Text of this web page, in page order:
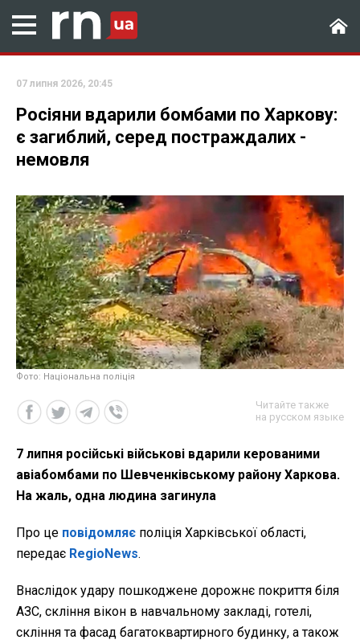
07 липня 2026, 20:45
Росіяни вдарили бомбами по Харкову:
є загиблий, серед постраждалих -
немовля
Фото: Національна поліція
Читайте также
на русском языке
7 липня російські військові вдарили керованими
авіабомбами по Шевченківському району Харкова.
На жаль, одна людина загинула
Про це повідомляє поліція Харківської області,
передає RegioNews.
Внаслідок удару пошкоджене дорожнє покриття біля
АЗС, скління вікон в навчальному закладі, готелі,
скління та фасад багатоквартирного будинку, а також